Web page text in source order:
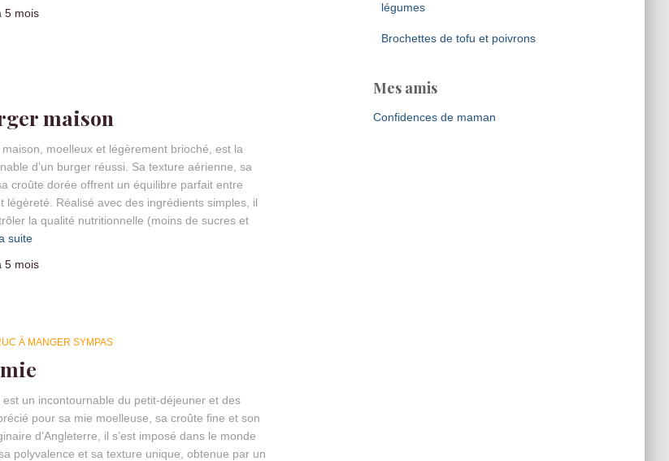
5 mois
maison
moelleux et légèrement brioché, est la
d’un burger réussi. Sa texture aérienne, sa
croûte dorée offrent un équilibre parfait entre
légèreté. Réalisé avec des ingrédients simples, il
la qualité nutritionnelle (moins de sucres et
suite
5 mois
À MANGER SYMPAS
est un incontournable du petit-déjeuner et des
pour sa mie moelleuse, sa croûte fine et son
d’Angleterre, il s’est imposé dans le monde
polyvalence et sa texture unique, obtenue par un
légumes
Brochettes de tofu et poivrons
Mes amis
Confidences de maman